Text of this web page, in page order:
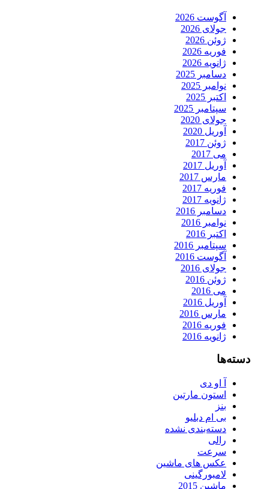
آگوست 2026
جولای 2026
ژوئن 2026
فوریه 2026
ژانویه 2026
دسامبر 2025
نوامبر 2025
اکتبر 2025
سپتامبر 2025
جولای 2020
آوریل 2020
ژوئن 2017
می 2017
آوریل 2017
مارس 2017
فوریه 2017
ژانویه 2017
دسامبر 2016
نوامبر 2016
اکتبر 2016
سپتامبر 2016
آگوست 2016
جولای 2016
ژوئن 2016
می 2016
آوریل 2016
مارس 2016
فوریه 2016
ژانویه 2016
دسته‌ها
آ او دی
استون مارتین
بنز
بی ام دبلیو
دسته‌بندی نشده
رالی
سرعت
عکس های ماشین
لامبورگینی
ماشین 2015